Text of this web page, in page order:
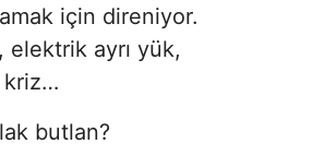
için direniyor.
elektrik ayrı yük,
kriz…
butlan?